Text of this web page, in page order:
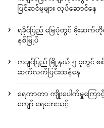
ပြင်ဆင်မှုများ လုပ်ဆောင်နေ
ရခိုင်ပြည် မြေပုံတွင် မိုးဆက်တို
နစ်မြုပ်
ကချင်ပြည် မြို့နယ် ၅ ခုတွင် စစ်
ဆက်လက်ပြင်းထန်နေ
ရေကာတာ ကျိုးပေါက်မှုကြေ
ကျော် ရေဘေးသင့်